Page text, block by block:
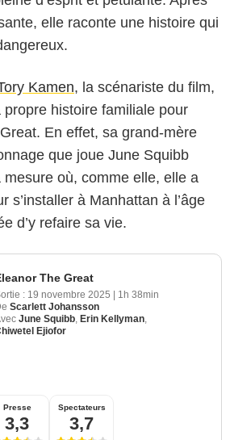
elle raconte une histoire qui
Kamen, la scénariste du film,
propre histoire familiale pour
En effet, sa grand-mère
que joue June Squibb
où, comme elle, elle a
s’installer à Manhattan à l’âge
d’y refaire sa vie.
The Great
: 19 novembre 2025
1h 38min
Scarlett Johansson
June Squibb, Erin Kellyman,
Ejiofor
Presse
3,3
Spectateurs
3,7